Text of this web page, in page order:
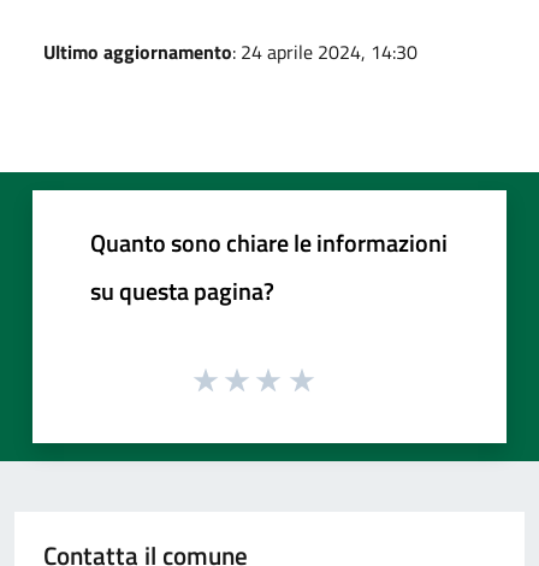
Ultimo aggiornamento: 24 aprile 2024, 14:30
Quanto sono chiare le informazioni
su questa pagina?
Contatta il comune